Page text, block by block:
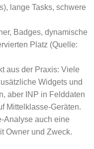
lange Tasks, schwere
Badges, dynamische
Platz (Quelle:
aus der Praxis: Viele
Widgets und
aber INP in Felddaten
Mittelklasse-Geräten.
Analyse auch eine
Owner und Zweck.